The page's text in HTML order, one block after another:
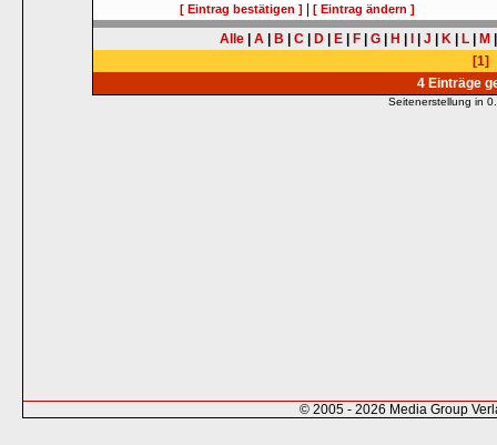
[ Eintrag bestätigen ] |[ Eintrag ändern ]
Alle A B C D E F G H J K L M
[1]
4 Einträge
Seitenerstellung in
© 2005 - 2026 Media Group